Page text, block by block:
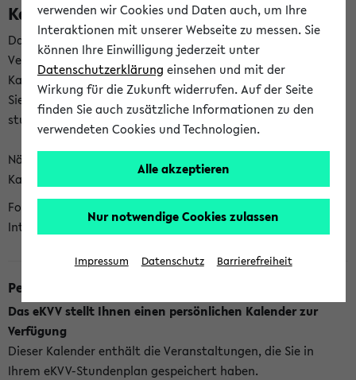
Kalenderintegration
Das eKVV bietet Ihnen die Möglichkeit,
Veranstaltungstermine in eine Vielzahl von
Kalenderanwendungen einzubinden. Auf diese Weise können
Sie einen gemeinsamen Überblick über Ihre privaten und
studienbezogenen Termine erhalten.
Näheres zu Vorteilen und Funktionsweise der
Kalenderintegration können Sie auf unserer
Folgende Kalender bietet Ihnen das eKVV derzeit zur
Integration an:
Persönlicher Kalender
Das eKVV stellt Ihnen einen persönlichen Kalender zur
Verfügung
Dieser Kalender enthält die Veranstaltungen, die Sie in
Ihrem eKVV-Stundenplan gespeichert haben.
verwenden wir Cookies und Daten auch, um Ihre
Interaktionen mit unserer Webseite zu messen. Sie
können Ihre Einwilligung jederzeit unter
Datenschutzerklärung einsehen und mit der
Wirkung für die Zukunft widerrufen. Auf der Seite
finden Sie auch zusätzliche Informationen zu den
verwendeten Cookies und Technologien.
Alle akzeptieren
Nur notwendige Cookies zulassen
Impressum Datenschutz Barrierefreiheit